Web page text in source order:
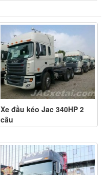
Xe đầu kéo Jac 340HP 2
cầu